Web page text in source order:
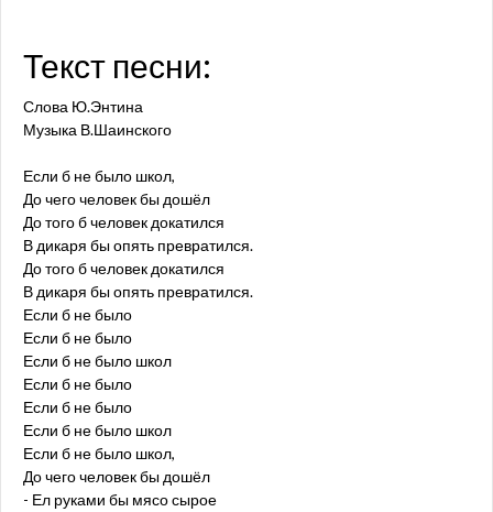
Текст песни:
Слова Ю.Энтина
Музыка В.Шаинского
Если б не было школ,
До чего человек бы дошёл
До того б человек докатился
В дикаря бы опять превратился.
До того б человек докатился
В дикаря бы опять превратился.
Если б не было
Если б не было
Если б не было школ
Если б не было
Если б не было
Если б не было школ
Если б не было школ,
До чего человек бы дошёл
- Ел руками бы мясо сырое